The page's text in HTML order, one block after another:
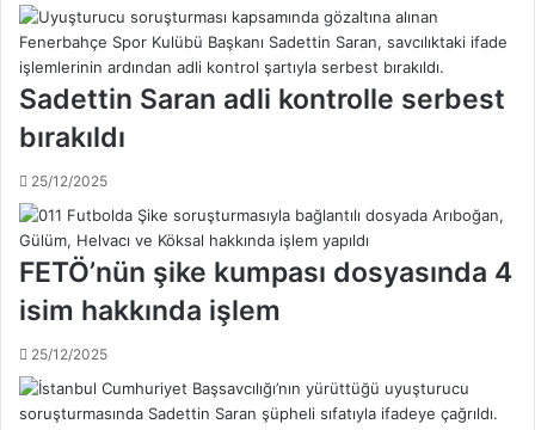
n
F
e
n
r
h
ç
e
'
y
e
ö
t
h
ç
e
'
e
n
e
n
e
s
E
r
z
i
k
Sadettin Saran adli kontrolle serbest
bırakıldı
25/12/2025
FETÖ’nün şike kumpası dosyasında 4
isim hakkında işlem
25/12/2025